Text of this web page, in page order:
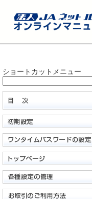
ショートカットメニュー